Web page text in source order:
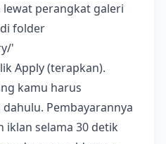
perangkat galeri
folder
'
Apply (terapkan).
kamu harus
Pembayarannya
iklan selama 30 detik